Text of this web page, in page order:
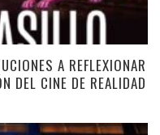
A REFLEXIONAR
DEL CINE DE REALIDAD